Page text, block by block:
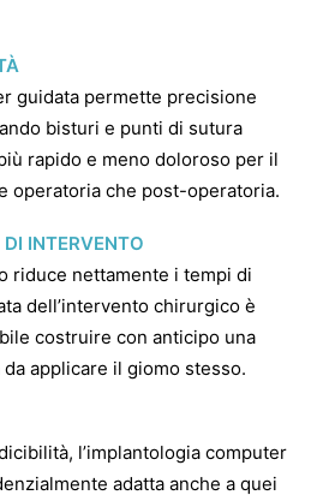
guidata permette precisione
bisturi e punti di sutura
rapido e meno doloroso per il
operatoria che post-operatoria.
INTERVENTO
riduce nettamente i tempi di
dell’intervento chirurgico è
costruire con anticipo una
applicare il giomo stesso.
l’implantologia computer
adatta anche a quei